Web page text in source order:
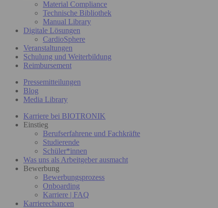
Material Compliance
Technische Bibliothek
Manual Library
Digitale Lösungen
CardioSphere
Veranstaltungen
Schulung und Weiterbildung
Reimbursement
Pressemitteilungen
Blog
Media Library
Karriere bei BIOTRONIK
Einstieg
Berufserfahrene und Fachkräfte
Studierende
Schüler*innen
Was uns als Arbeitgeber ausmacht
Bewerbung
Bewerbungsprozess
Onboarding
Karriere | FAQ
Karrierechancen